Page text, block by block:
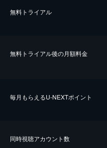
無料トライアル
無料トライアル後の⽉額料金
毎⽉もらえるU-NEXTポイント
同時視聴アカウント数